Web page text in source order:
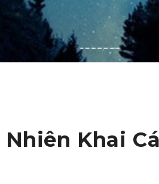
Khai